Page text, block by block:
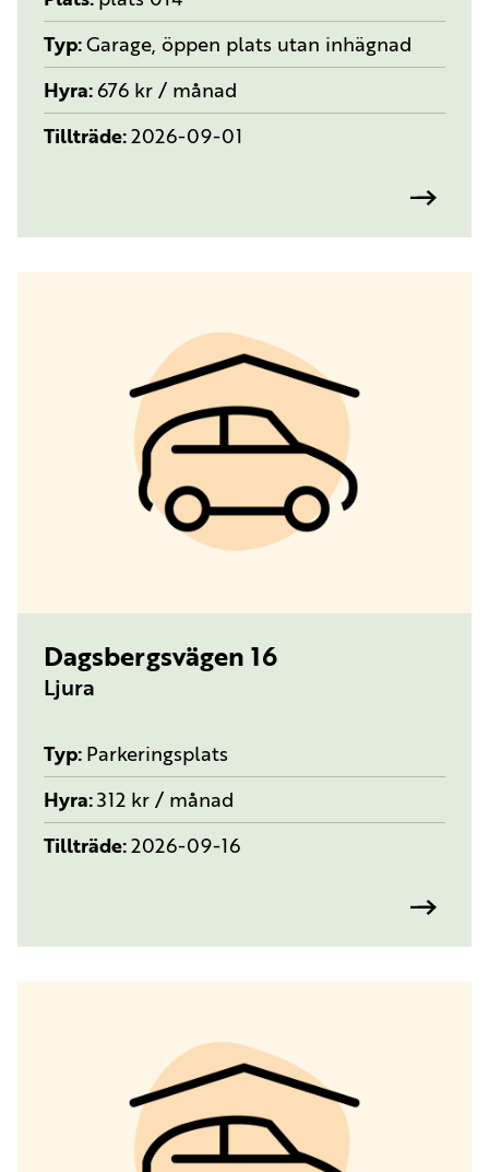
Typ Garage, öppen plats utan inhägnad
Hyra 676 kr / månad
Tillträde 2026-09-01
Dagsbergsvägen 16
Ljura
Typ Parkeringsplats
Hyra 312 kr / månad
Tillträde 2026-09-16